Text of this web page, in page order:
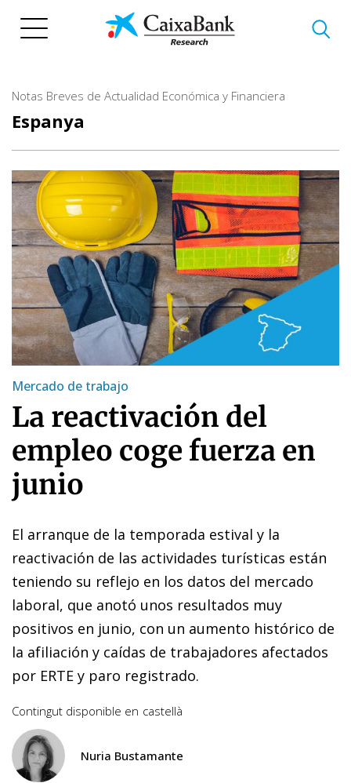
Notas Breves de Actualidad Económica y Financiera
Espanya
Mercado de trabajo
La reactivación del
empleo coge fuerza en
junio
El arranque de la temporada estival y la
reactivación de las actividades turísticas están
teniendo su reflejo en los datos del mercado
laboral, que anotó unos resultados muy
positivos en junio, con un aumento histórico de
la afiliación y caídas de trabajadores afectados
por ERTE y paro registrado.
Contingut disponible en castellà
Nuria Bustamante